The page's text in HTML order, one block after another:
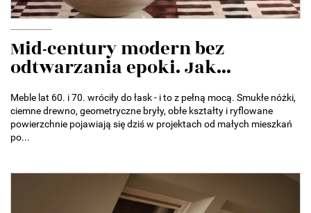
Mid-century modern bez
odtwarzania epoki. Jak...
Meble lat 60. i 70. wróciły do łask - i to z pełną mocą. Smukłe nóżki,
ciemne drewno, geometryczne bryły, obłe kształty i ryflowane
powierzchnie pojawiają się dziś w projektach od małych mieszkań
po...